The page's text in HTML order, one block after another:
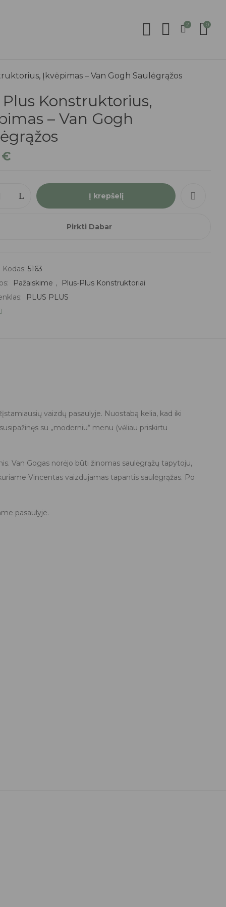
2 0
Įkvėpimas – Van Gogh Saulėgrąžos
Plus Konstruktorius,
– Van Gogh
€
Į krepšelį
Pirkti Dabar
Kodas:5163
Pažaiskime ,
Plus-Plus Konstruktoriai
PLUS PLUS
vaizdų pasaulyje. Nuostabą kelia, kad iki
su „moderniu“ menu (vėliau priskirtu
Van Gogas norėjo būti žinomas saulėgrąžų tapytoju,
Vincentas vaizdujamas tapantis saulėgrąžas. Po
pasaulyje.